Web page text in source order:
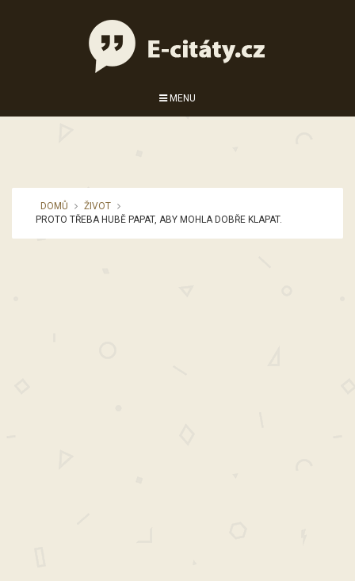
MENU
DOMŮ
ŽIVOT
PROTO TŘEBA HUBĚ PAPAT, ABY MOHLA DOBŘE KLAPAT.